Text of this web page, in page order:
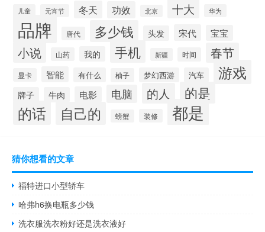
儿童 元宵节 冬天 功效 北京 十大 华为
品牌 唐代 多少钱 头发 宋代 宝宝
小说 山药 我的 手机 新疆 时间 春节
显卡 智能 有什么 柚子 梦幻西游 汽车 游戏
牌子 牛肉 电影 电脑 的人 的是
的话 自己的 螃蟹 装修 都是
猜你想看的文章
福特进口小型轿车
哈弗h6换电瓶多少钱
洗衣服洗衣粉好还是洗衣液好